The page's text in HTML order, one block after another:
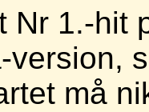
Nr 1.-hit
version,
må